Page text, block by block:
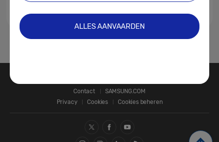
Contact
SAMSUNG.COM
Privacy
Cookies Cookies beheren
ALLES AANVAARDEN